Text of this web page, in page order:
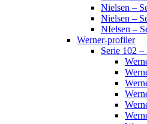
Nielsen –
Nielsen –
NIelsen –
Werner-profiler
Serie 102 –